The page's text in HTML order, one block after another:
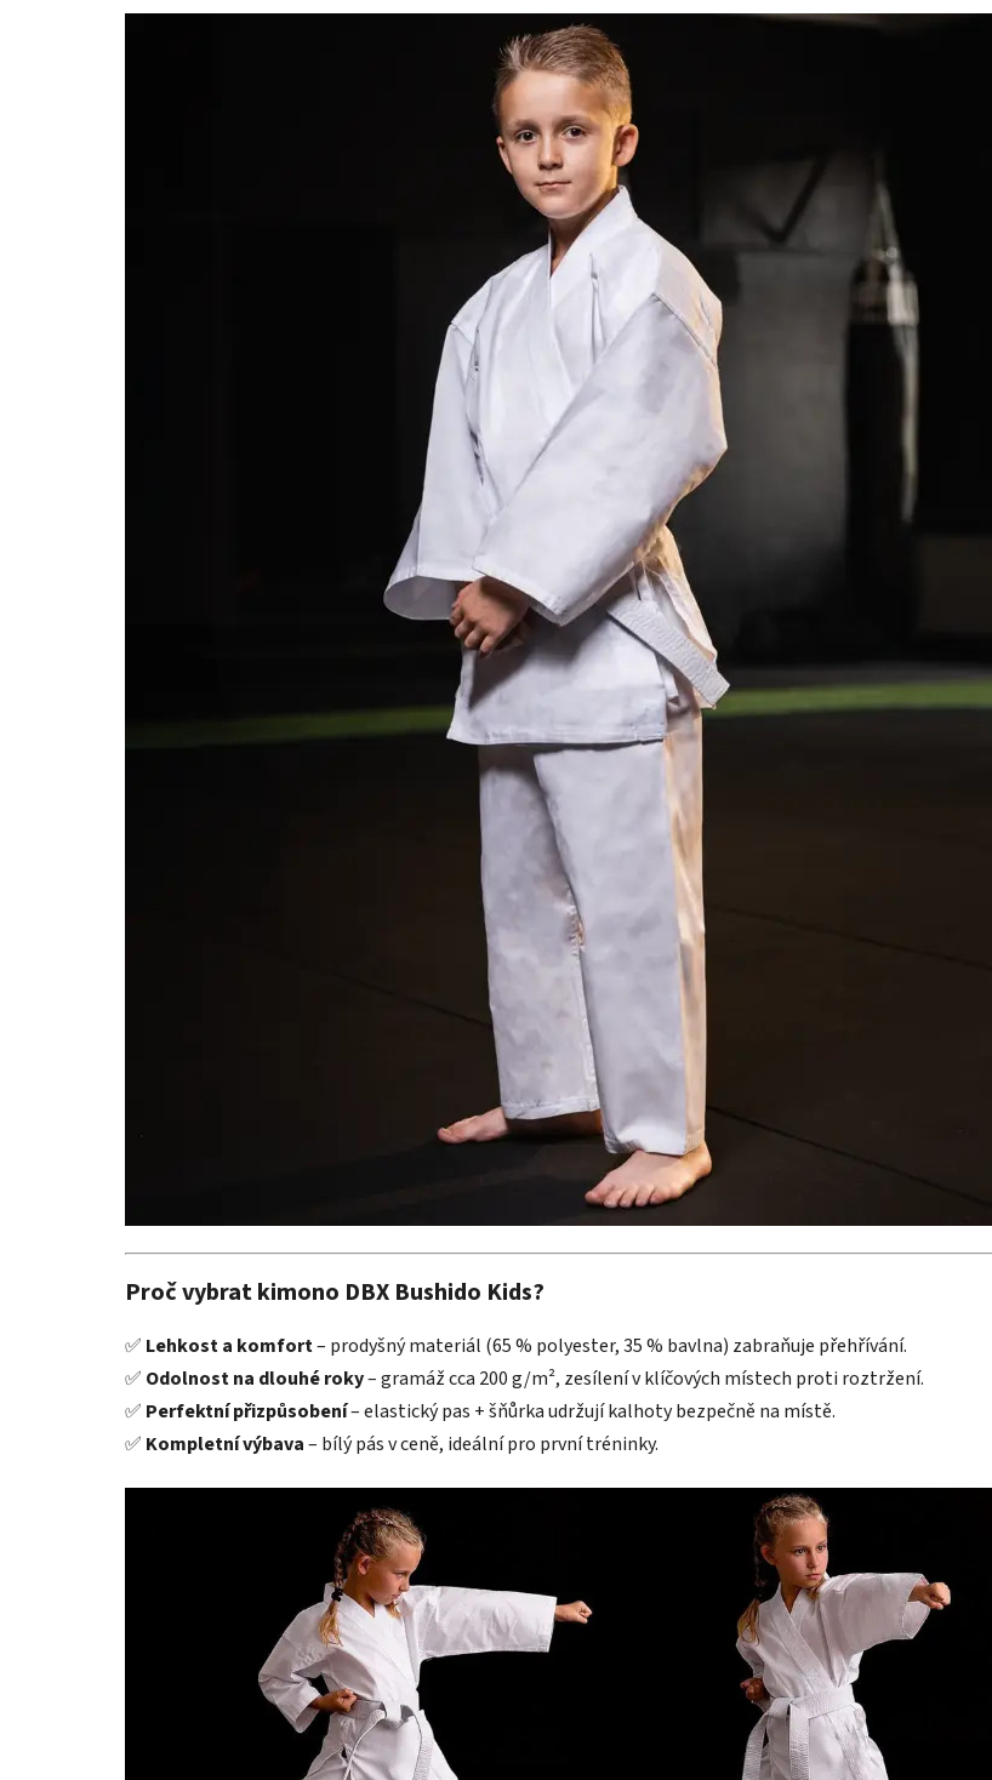
Proč vybrat kimono DBX Bushido Kids?
✅ Lehkost a komfort– prodyšný materiál (65 % polyester, 35 % bavlna) zabraňuje přehřívání.
✅ Odolnost na dlouhé roky– gramáž cca 200 g/m², zesílení v klíčových místech proti roztržení.
✅ Perfektní přizpůsobení– elastický pas + šňůrka udržují kalhoty bezpečně na místě.
✅ Kompletní výbava– bílý pás v ceně, ideální pro první tréninky.